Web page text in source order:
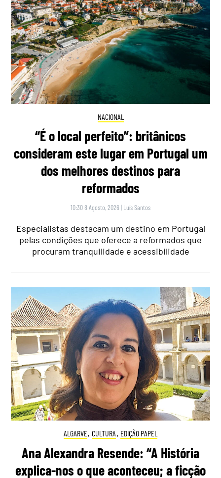
NACIONAL
“É o local perfeito”: britânicos
consideram este lugar em Portugal um
dos melhores destinos para
reformados
10:30 8 Agosto, 2026 | Luís Santos
Especialistas destacam um destino em Portugal
pelas condições que oferece a reformados que
procuram tranquilidade e acessibilidade
ALGARVE, CULTURA , EDIÇÃO PAPEL
Ana Alexandra Resende: “A História
explica-nos o que aconteceu; a ficção